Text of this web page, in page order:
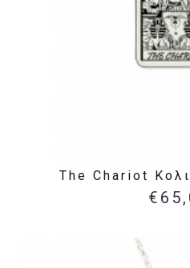
The Chariot